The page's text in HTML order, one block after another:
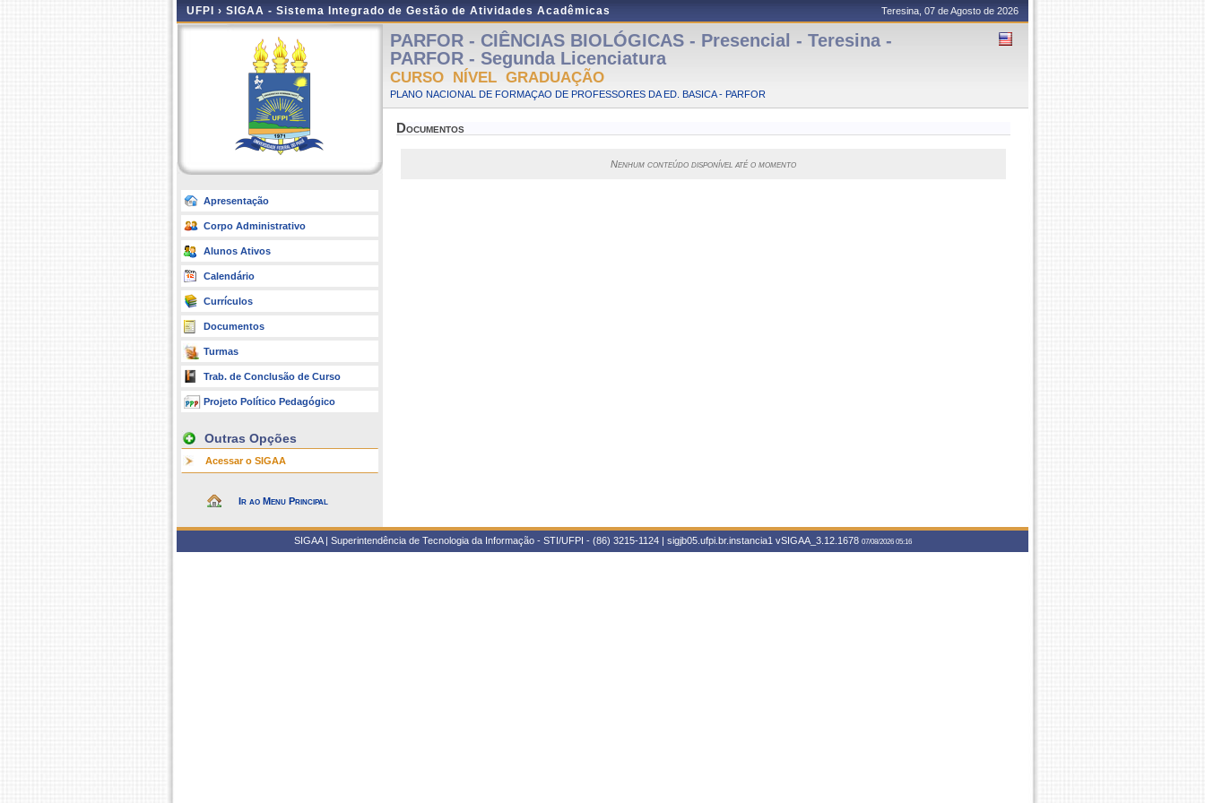
UFPI › SIGAA - Sistema Integrado de Gestão de Atividades Acadêmicas Teresina, 07 de Agosto de 2026
Apresentação
Corpo Administrativo
Alunos Ativos
Calendário
Currículos
Documentos
Turmas
Trab. de Conclusão de Curso
Projeto Político Pedagógico
Outras Opções
Acessar o SIGAA
Ir ao Menu Principal
PARFOR - CIÊNCIAS BIOLÓGICAS - Presencial - Teresina -
PARFOR - Segunda Licenciatura
CURSO NÍVEL GRADUAÇÃO
PLANO NACIONAL DE FORMAÇAO DE PROFESSORES DA ED. BASICA - PARFOR
Documentos
Nenhum conteúdo disponível até o momento
SIGAA | Superintendência de Tecnologia da Informação - STI/UFPI - (86) 3215-1124 | sigjb05.ufpi.br.instancia1 vSIGAA_3.12.1678 07/08/2026 05:16